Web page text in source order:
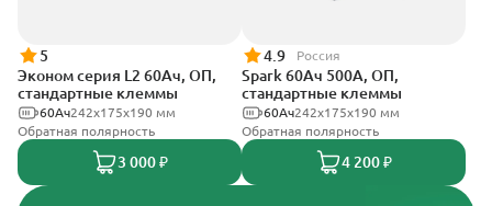
5
Эконом серия L2 60Ач, ОП,
стандартные клеммы
242х175х190 мм
60Ач
Обратная полярность
3 000 ₽
4.9 Россия
Spark 60Ач 500А, ОП,
стандартные клеммы
242х175х190 мм
60Ач
Обратная полярность
4 200 ₽